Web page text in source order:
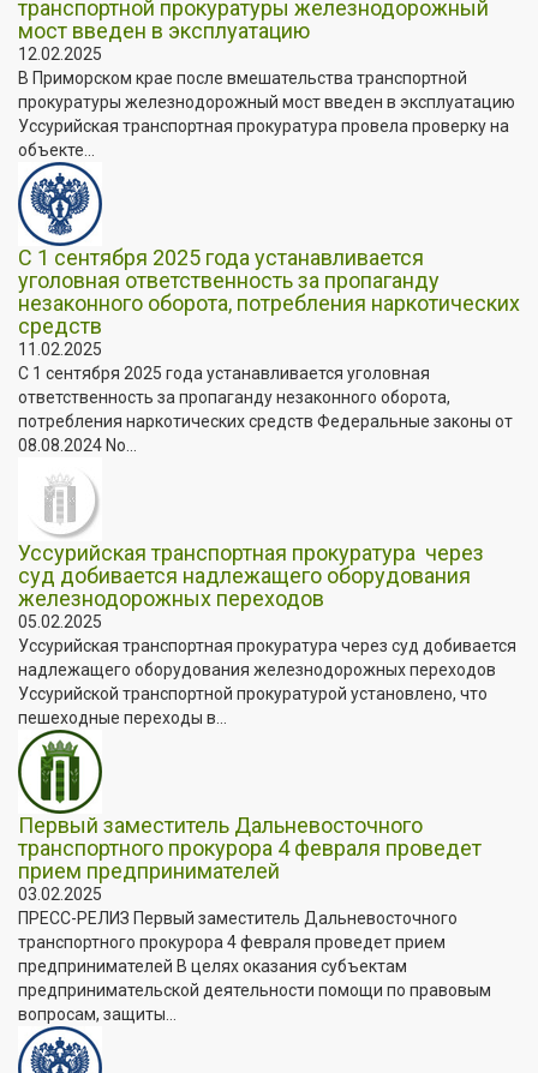
транспортной прокуратуры железнодорожный
мост введен в эксплуатацию
12.02.2025
В Приморском крае после вмешательства транспортной
прокуратуры железнодорожный мост введен в эксплуатацию
Уссурийская транспортная прокуратура провела проверку на
объекте...
С 1 сентября 2025 года устанавливается
уголовная ответственность за пропаганду
незаконного оборота, потребления наркотических
средств
11.02.2025
С 1 сентября 2025 года устанавливается уголовная
ответственность за пропаганду незаконного оборота,
потребления наркотических средств Федеральные законы от
08.08.2024 No...
️Уссурийская транспортная прокуратура через
суд добивается надлежащего оборудования
железнодорожных переходов
05.02.2025
️Уссурийская транспортная прокуратура через суд добивается
надлежащего оборудования железнодорожных переходов
Уссурийской транспортной прокуратурой установлено, что
пешеходные переходы в...
Первый заместитель Дальневосточного
транспортного прокурора 4 февраля проведет
прием предпринимателей
03.02.2025
ПРЕСС-РЕЛИЗ Первый заместитель Дальневосточного
транспортного прокурора 4 февраля проведет прием
предпринимателей В целях оказания субъектам
предпринимательской деятельности помощи по правовым
вопросам, защиты...